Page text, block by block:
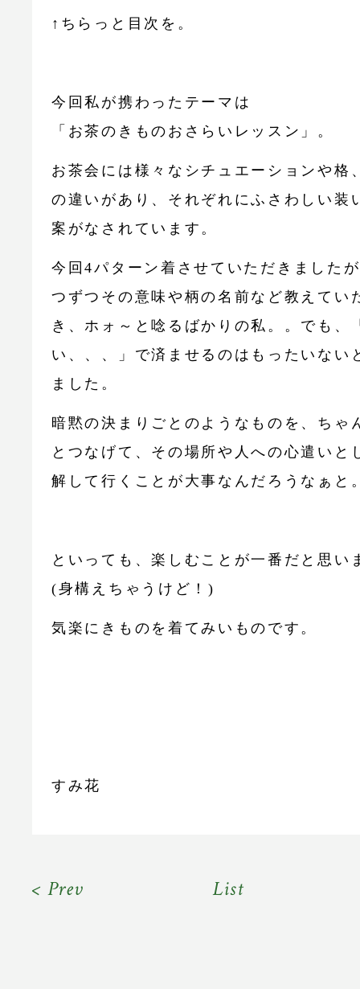
↑ちらっと目次を。
今回私が携わったテーマは
「お茶のきものおさらいレッスン」。
お茶会には様々なシチュエーションや格
の違いがあり、それぞれにふさわしい装
案がなされています。
今回4パターン着させていただきました
つずつその意味や柄の名前など教えてい
き、ホォ～と唸るばかりの私。。でも、
い、、、」で済ませるのはもったいない
ました。
暗黙の決まりごとのようなものを、ちゃ
とつなげて、その場所や人への心遣いと
解して行くことが大事なんだろうなぁと
といっても、楽しむことが一番だと思い
(身構えちゃうけど！)
気楽にきものを着てみいものです。
すみ花
< Prev List